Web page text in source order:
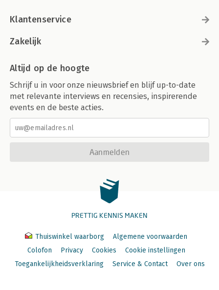
Klantenservice
Zakelijk
Altijd op de hoogte
Schrijf u in voor onze nieuwsbrief en blijf up-to-date
met relevante interviews en recensies, inspirerende
events en de beste acties.
Aanmelden
PRETTIG KENNIS MAKEN
Thuiswinkel waarborg
Algemene voorwaarden
Colofon
Privacy Cookies
Cookie instellingen
Toegankelijkheidsverklaring
Service & Contact Over ons